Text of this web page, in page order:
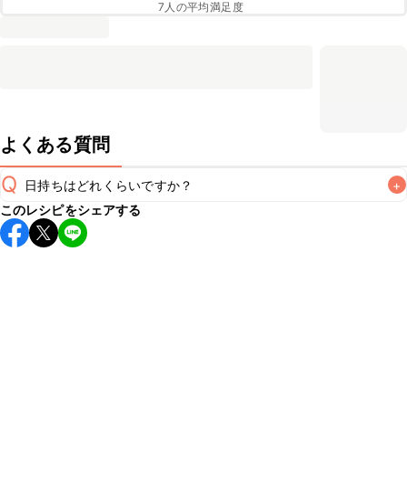
7 人の平均満足度
よくある質問
Q 日持ちはどれくらいですか？ +
保存期間は常温で翌日中が目安です。なるべくお早めにお召
し上がりください。
このレシピをシェアする